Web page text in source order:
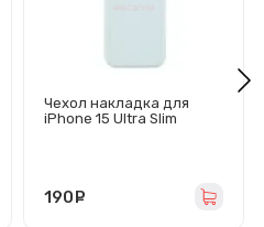
Чехол накладка для
iPhone 15 Ultra Slim
190